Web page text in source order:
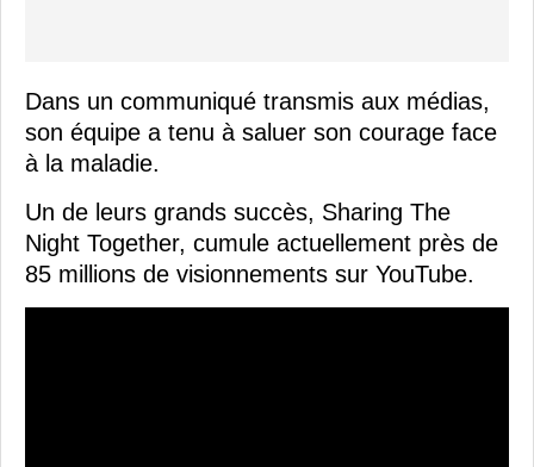
Dans un communiqué transmis aux médias,
son équipe a tenu à saluer son courage face
à la maladie.
Un de leurs grands succès, Sharing The
Night Together, cumule actuellement près de
85 millions de visionnements sur YouTube.